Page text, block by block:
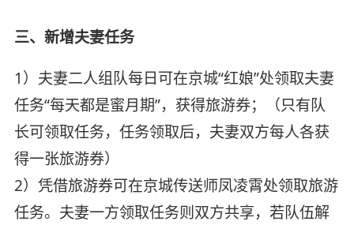
三、新增夫妻任务
1）夫妻二人组队每日可在京城“红娘”处领取夫妻
任务“每天都是蜜月期”，获得旅游券；（只有队
长可领取任务，任务领取后，夫妻双方每人各获
得一张旅游券）
2）凭借旅游券可在京城传送师凤凌霄处领取旅游
任务。夫妻一方领取任务则双方共享，若队伍解